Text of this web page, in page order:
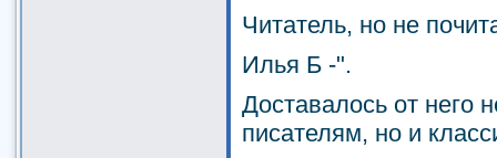
Читатель, но не
Илья Б -".
Доставалось от него
писателям, но и